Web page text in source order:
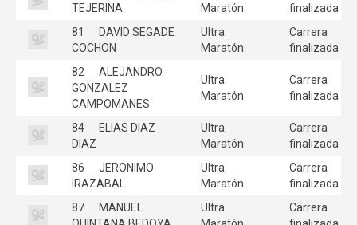
TEJERINA
Maratón
finalizada
81
DAVID SEGADE
COCHON
Ultra
Maratón
Carrera
finalizada
82
ALEJANDRO
GONZALEZ
CAMPOMANES
Ultra
Maratón
Carrera
finalizada
84
ELIAS DIAZ
DIAZ
Ultra
Maratón
Carrera
finalizada
86
JERONIMO
IRAZABAL
Ultra
Maratón
Carrera
finalizada
87
MANUEL
Ultra
Carrera